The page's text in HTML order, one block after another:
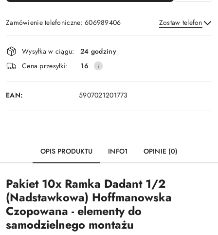
Zamówienie telefoniczne: 606989406 Zostaw telefon
Wyślij
Dostępność
i
dostawa
Wysyłka w ciągu:
24 godziny
Cena przesyłki:
16
EAN: 5907021201773
OPIS PRODUKTU INFO1 OPINIE (0)
Pakiet 10x Ramka Dadant 1/2
(Nadstawkowa) Hoffmanowska
Czopowana - elementy do
samodzielnego montażu